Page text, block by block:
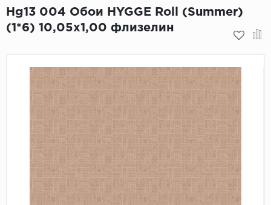
Artsimple
Decori Decori
Emiliana Parati
Fipar
Grandeco
Kerama Marazzi
Marburg
Флоковые обои
Фрески
Обои под покраску
Краска
Hg13 004 Обои HYGGE Roll (Summer)
(1*6) 10,05x1,00 флизелин